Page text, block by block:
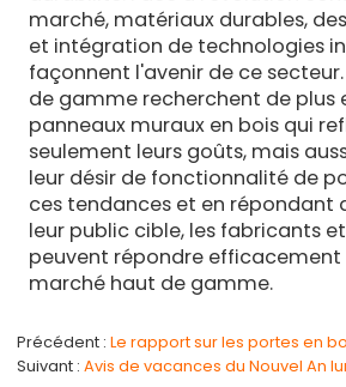
marché, matériaux durables,
et intégration de technologies
façonnent l'avenir de ce
de gamme recherchent de plus
panneaux muraux en bois qui
seulement leurs goûts, mais
leur désir de fonctionnalité de
ces tendances et en répondant
leur public cible, les fabricants
peuvent répondre efficacement
marché haut de gamme.
Précédent Le rapport sur les portes en
Suivant